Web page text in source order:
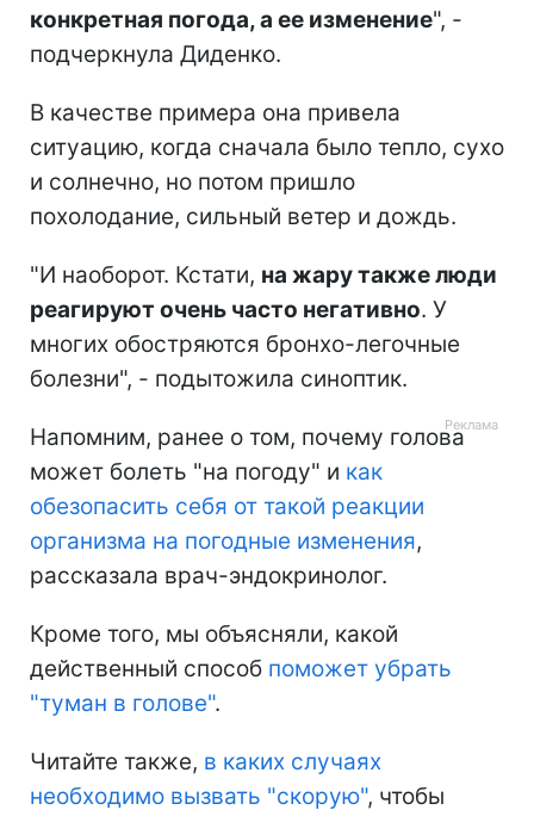
конкретная погода, а ее изменение", -
подчеркнула Диденко.
В качестве примера она привела
ситуацию, когда сначала было тепло, сухо
и солнечно, но потом пришло
похолодание, сильный ветер и дождь.
"И наоборот. Кстати, на жару также люди
реагируют очень часто негативно. У
многих обостряются бронхо-легочные
болезни", - подытожила синоптик.
Напомним, ранее о том, почему голова
может болеть "на погоду" и как
обезопасить себя от такой реакции
организма на погодные изменения,
рассказала врач-эндокринолог.
Кроме того, мы объясняли, какой
действенный способ поможет убрать
"туман в голове".
Читайте также, в каких случаях
необходимо вызвать "скорую", чтобы